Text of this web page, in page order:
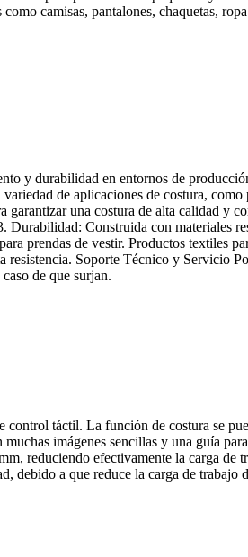
camisas, pantalones, chaquetas,
y durabilidad en entornos de
de aplicaciones de costura,
una costura de alta calidad y
Construida con materiales
prendas de vestir. Productos textiles
Soporte Técnico y Servicio
de que surjan.
táctil. La función de costura se
imágenes sencillas y una guía
reduciendo efectivamente la carga de
a que reduce la carga de trabajo